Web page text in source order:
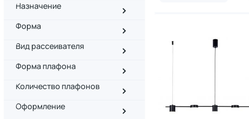
Назначение
Форма
Вид рассеивателя
Форма плафона
Количество плафонов
Оформление